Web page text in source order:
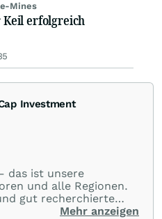
Mines
Keil erfolgreich
Investment
das ist unsere
und alle Regionen.
gut recherchierte
marktbezogene
Mehr anzeigen